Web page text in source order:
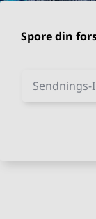
Spore din
Sendnings-